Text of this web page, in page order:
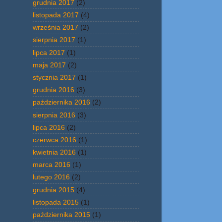
grudnia 2017 (2)
listopada 2017 (4)
września 2017 (2)
sierpnia 2017 (1)
lipca 2017 (1)
maja 2017 (2)
stycznia 2017 (1)
grudnia 2016 (3)
października 2016 (2)
sierpnia 2016 (3)
lipca 2016 (2)
czerwca 2016 (1)
kwietnia 2016 (1)
marca 2016 (1)
lutego 2016 (2)
grudnia 2015 (4)
listopada 2015 (1)
października 2015 (1)